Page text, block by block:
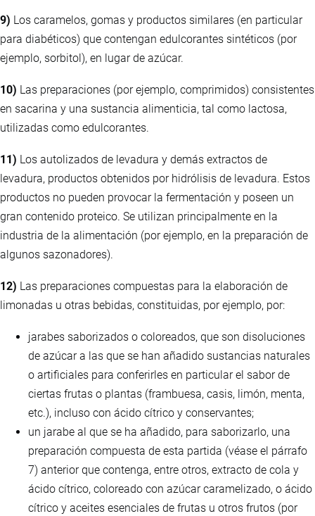
9) Los caramelos, gomas y productos similares (en particular
para diabéticos) que contengan edulcorantes sintéticos (por
ejemplo, sorbitol), en lugar de azúcar.
10) Las preparaciones (por ejemplo, comprimidos) consistentes
en sacarina y una sustancia alimenticia, tal como lactosa,
utilizadas como edulcorantes.
11) Los autolizados de levadura y demás extractos de
levadura, productos obtenidos por hidrólisis de levadura. Estos
productos no pueden provocar la fermentación y poseen un
gran contenido proteico. Se utilizan principalmente en la
industria de la alimentación (por ejemplo, en la preparación de
algunos sazonadores).
12) Las preparaciones compuestas para la elaboración de
limonadas u otras bebidas, constituidas, por ejemplo, por:
jarabes saborizados o coloreados, que son disoluciones
de azúcar a las que se han añadido sustancias naturales
o artificiales para conferirles en particular el sabor de
ciertas frutas o plantas (frambuesa, casis, limón, menta,
etc.), incluso con ácido cítrico y conservantes;
un jarabe al que se ha añadido, para saborizarlo, una
preparación compuesta de esta partida (véase el párrafo
7) anterior que contenga, entre otros, extracto de cola y
ácido cítrico, coloreado con azúcar caramelizado, o ácido
cítrico y aceites esenciales de frutas u otros frutos (por